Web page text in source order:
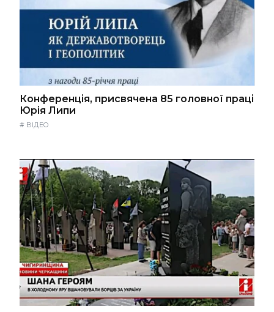
Конференція, присвячена 85 головної праці
Юрія Липи
# ВІДЕО